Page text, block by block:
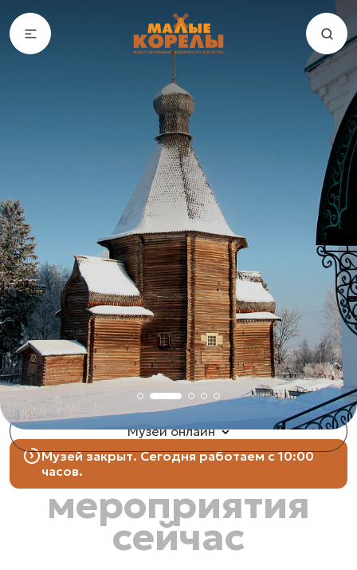
Музей онлайн
Музей закрыт. Сегодня работаемс 10:00
часов.
мероприятия
сейчас